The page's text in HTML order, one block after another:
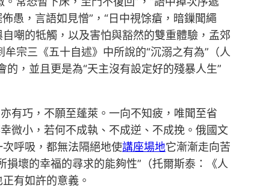
愚，言語如見憎”，“日中視馀瘡，暗鏁聞繩
嘲的牴觸，以及害怕與豁然的雙重體驗，孟郊
宗三《五十自述》中所說的“沉溺之有為”（人
，並且更是為“天主沒有設定好的殘暴人生”
有巧，不願至蓬萊。一向不知疲，唯聞至省
微小，若何不成執、不成逆、不成挽。俄國文
呼吸，都無法隔絕地使講座場地它漸漸走向苦
壞的幸福的尋求的能夠性”（托爾斯泰：《人
有如許的意義。